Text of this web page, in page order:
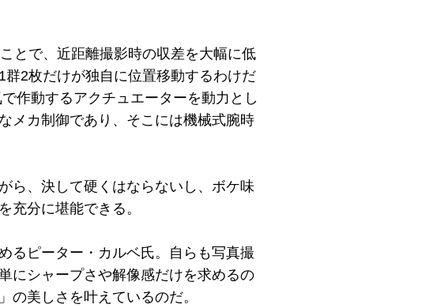
とで、近距離撮影時の収差を大幅に低
2枚だけが独自に位置移動するわけだ
作動するアクチュエーターを動力とし
メカ制御であり、そこには機械式腕時
ら、決して硬くはならないし、ボケ味
充分に堪能できる。
るピーター・カルベ氏。自らも写真撮
にシャープさや解像感だけを求めるの
美しさを叶えているのだ。